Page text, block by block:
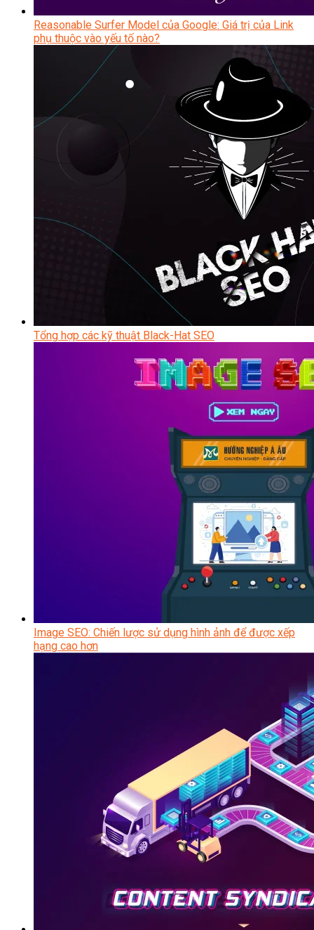
Reasonable Surfer Model của Google: Giá trị của Link
phụ thuộc vào yếu tố nào?
Tổng hợp các kỹ thuật Black-Hat SEO
Image SEO: Chiến lược sử dụng hình ảnh để được xếp
hạng cao hơn